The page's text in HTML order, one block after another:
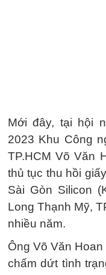
Mới đây, tại hội
2023 Khu Công
TP.HCM Võ Văn
thủ tục thu hồi
Sài Gòn Silicon
Long Thạnh Mỹ,
nhiều năm.
Ông Võ Văn
chấm dứt tình